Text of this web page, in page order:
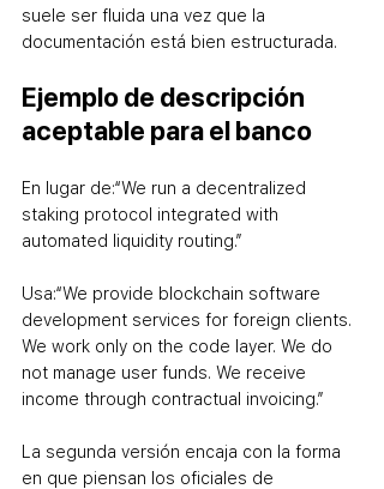
suele ser fluida una vez que la
documentación está bien estructurada.
Ejemplo de descripción
aceptable para el banco
En lugar de:“We run a decentralized
staking protocol integrated with
automated liquidity routing.”
Usa:“We provide blockchain software
development services for foreign clients.
We work only on the code layer. We do
not manage user funds. We receive
income through contractual invoicing.”
La segunda versión encaja con la forma
en que piensan los oficiales de